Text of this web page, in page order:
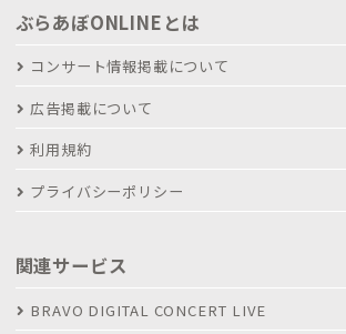
ぶらあぼONLINEとは
コンサート情報掲載について
広告掲載について
利用規約
プライバシーポリシー
関連サービス
BRAVO DIGITAL CONCERT LIVE